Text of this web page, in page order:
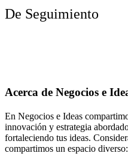
De Seguimiento
Acerca de Negocios e
En Negocios e Ideas
innovación y estrategia
fortaleciendo tus ideas.
compartimos un espacio